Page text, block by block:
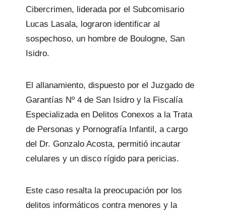
Cibercrimen, liderada por el Subcomisario
Lucas Lasala, lograron identificar al
sospechoso, un hombre de Boulogne, San
Isidro.
El allanamiento, dispuesto por el Juzgado de
Garantías Nº 4 de San Isidro y la Fiscalía
Especializada en Delitos Conexos a la Trata
de Personas y Pornografía Infantil, a cargo
del Dr. Gonzalo Acosta, permitió incautar
celulares y un disco rígido para pericias.
Este caso resalta la preocupación por los
delitos informáticos contra menores y la